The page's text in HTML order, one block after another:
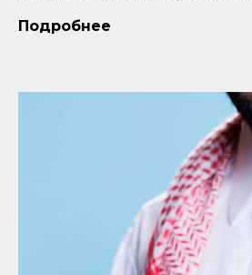
Подробнее
консультацию
Оставьте свои данные
и мы свяжемся с Вами
в ближайшее время.